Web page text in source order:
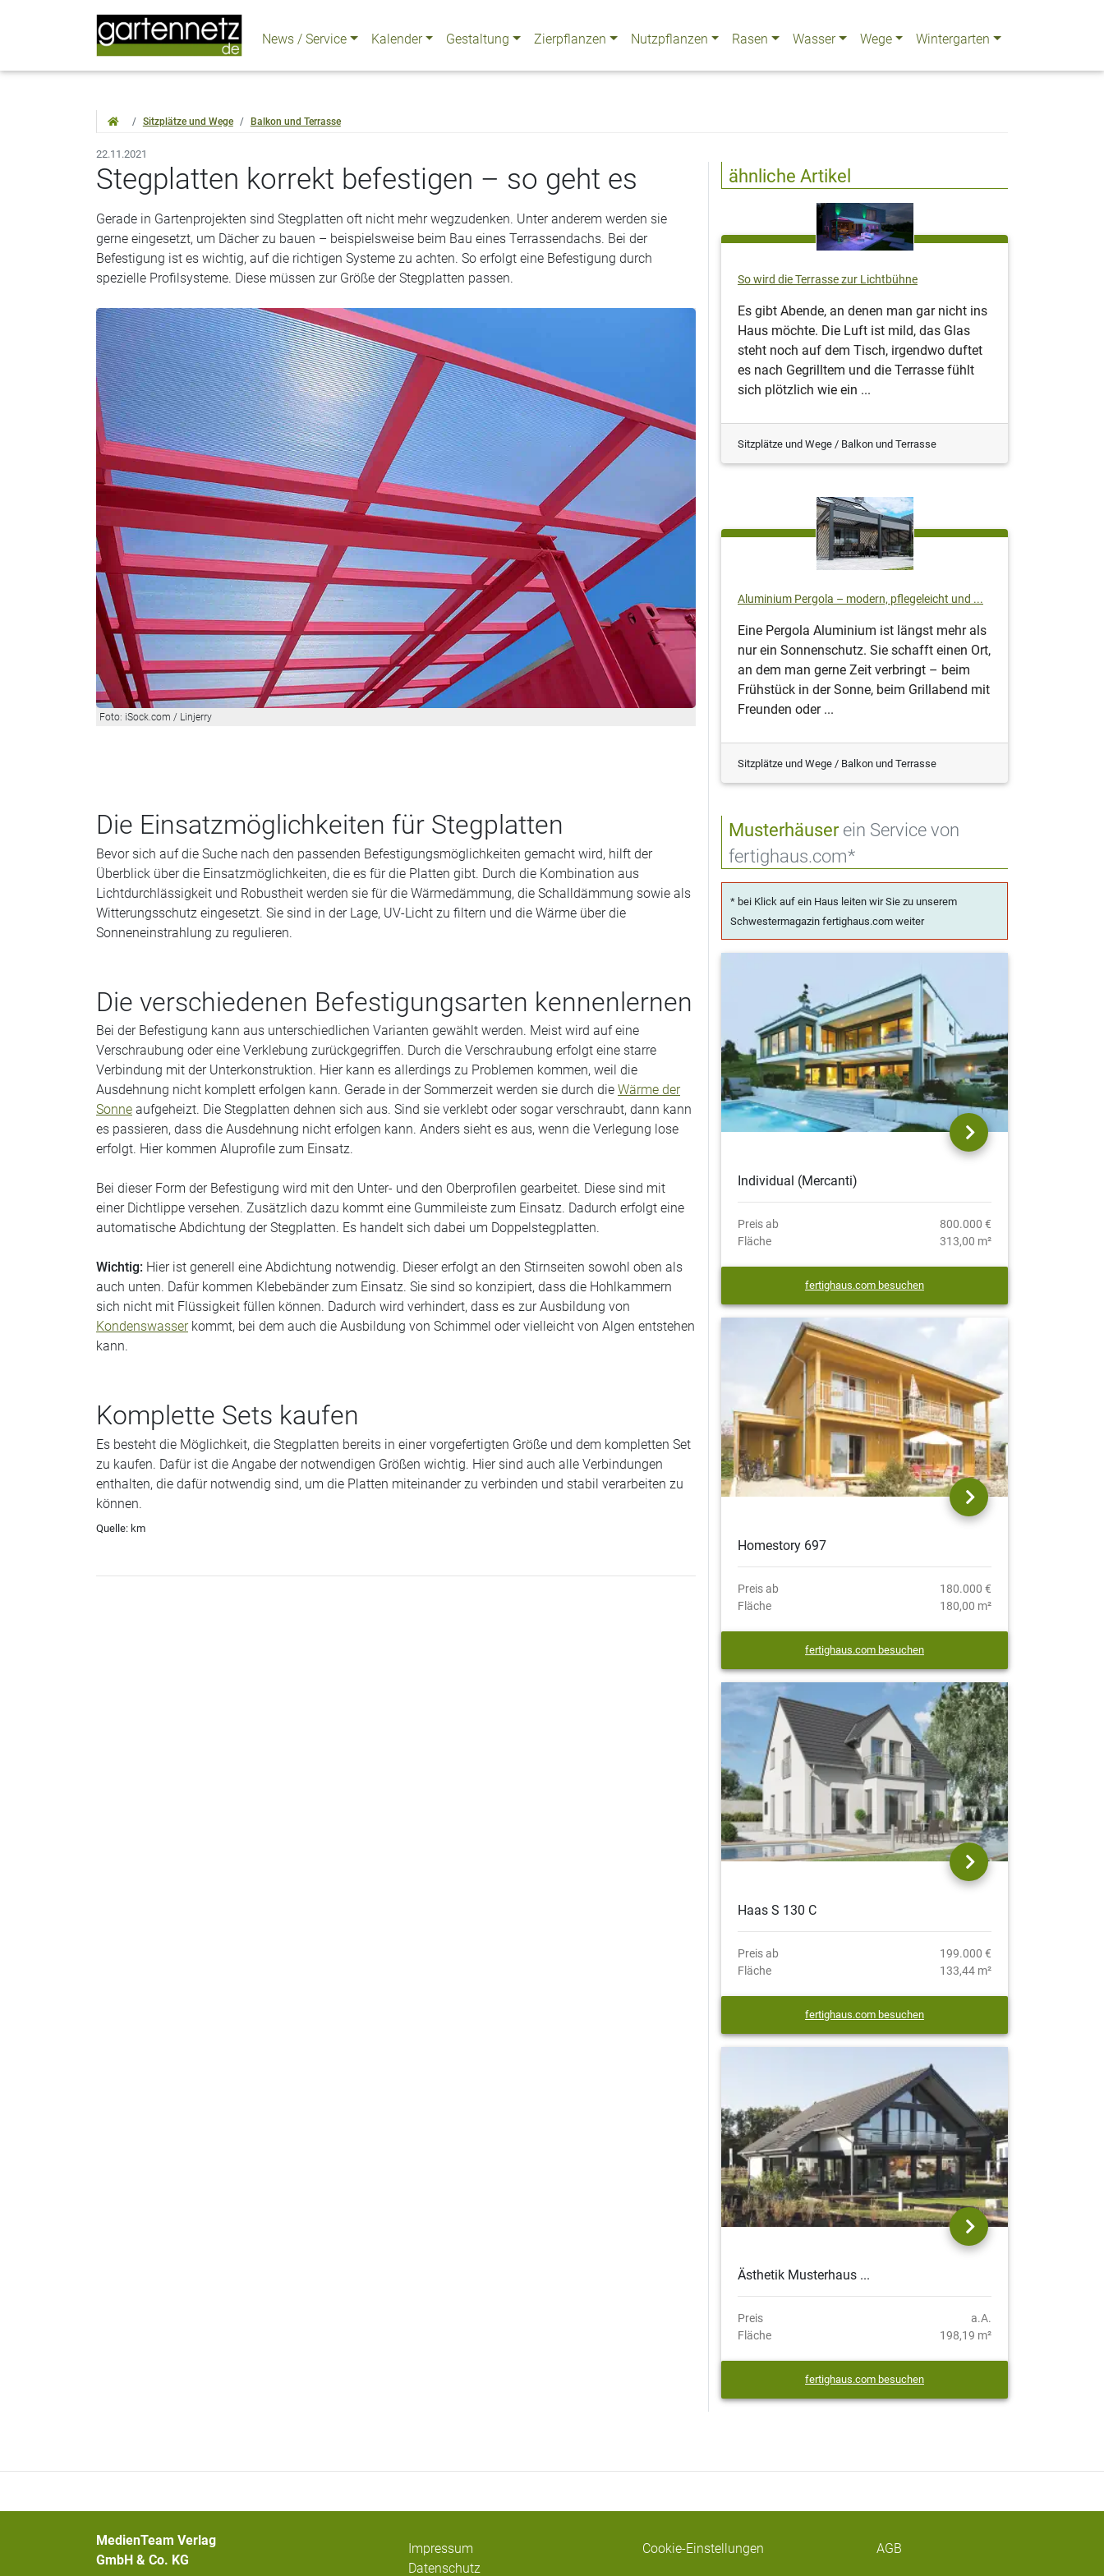
News / Service Kalender Gestaltung Zierpflanzen Nutzpflanzen Rasen Wasser Wege Wintergarten
Sitzplätze und Wege Balkon und Terrasse
22.11.2021
Stegplatten korrekt befestigen – so geht es
Gerade in Gartenprojekten sind Stegplatten oft nicht mehr wegzudenken. Unter anderem werden sie
gerne eingesetzt, um Dächer zu bauen – beispielsweise beim Bau eines Terrassendachs. Bei der
Befestigung ist es wichtig, auf die richtigen Systeme zu achten. So erfolgt eine Befestigung durch
spezielle Profilsysteme. Diese müssen zur Größe der Stegplatten passen.
Foto: iSock.com / Linjerry
Die Einsatzmöglichkeiten für Stegplatten
Bevor sich auf die Suche nach den passenden Befestigungsmöglichkeiten gemacht wird, hilft der
Überblick über die Einsatzmöglichkeiten, die es für die Platten gibt. Durch die Kombination aus
Lichtdurchlässigkeit und Robustheit werden sie für die Wärmedämmung, die Schalldämmung sowie als
Witterungsschutz eingesetzt. Sie sind in der Lage, UV-Licht zu filtern und die Wärme über die
Sonneneinstrahlung zu regulieren.
Die verschiedenen Befestigungsarten kennenlernen
Bei der Befestigung kann aus unterschiedlichen Varianten gewählt werden. Meist wird auf eine
Verschraubung oder eine Verklebung zurückgegriffen. Durch die Verschraubung erfolgt eine starre
Verbindung mit der Unterkonstruktion. Hier kann es allerdings zu Problemen kommen, weil die
Ausdehnung nicht komplett erfolgen kann. Gerade in der Sommerzeit werden sie durch die Wärme der
Sonne aufgeheizt. Die Stegplatten dehnen sich aus. Sind sie verklebt oder sogar verschraubt, dann kann
es passieren, dass die Ausdehnung nicht erfolgen kann. Anders sieht es aus, wenn die Verlegung lose
erfolgt. Hier kommen Aluprofile zum Einsatz.
Bei dieser Form der Befestigung wird mit den Unter- und den Oberprofilen gearbeitet. Diese sind mit
einer Dichtlippe versehen. Zusätzlich dazu kommt eine Gummileiste zum Einsatz. Dadurch erfolgt eine
automatische Abdichtung der Stegplatten. Es handelt sich dabei um Doppelstegplatten.
Wichtig: Hier ist generell eine Abdichtung notwendig. Dieser erfolgt an den Stirnseiten sowohl oben als
auch unten. Dafür kommen Klebebänder zum Einsatz. Sie sind so konzipiert, dass die Hohlkammern
sich nicht mit Flüssigkeit füllen können. Dadurch wird verhindert, dass es zur Ausbildung von
Kondenswasserkommt, bei dem auch die Ausbildung von Schimmel oder vielleicht von Algen entstehen
kann.
Komplette Sets kaufen
Es besteht die Möglichkeit, die Stegplatten bereits in einer vorgefertigten Größe und dem kompletten Set
zu kaufen. Dafür ist die Angabe der notwendigen Größen wichtig. Hier sind auch alle Verbindungen
enthalten, die dafür notwendig sind, um die Platten miteinander zu verbinden und stabil verarbeiten zu
können.
Quelle: km
ähnliche Artikel
So wird die Terrasse zur Lichtbühne
Es gibt Abende, an denen man gar nicht ins
Haus möchte. Die Luft ist mild, das Glas
steht noch auf dem Tisch, irgendwo duftet
es nach Gegrilltem und die Terrasse fühlt
sich plötzlich wie ein ...
Sitzplätze und Wege / Balkon und Terrasse
Aluminium Pergola – modern, pflegeleicht und ...
Eine Pergola Aluminium ist längst mehr als
nur ein Sonnenschutz. Sie schafft einen Ort,
an dem man gerne Zeit verbringt – beim
Frühstück in der Sonne, beim Grillabend mit
Freunden oder ...
Sitzplätze und Wege / Balkon und Terrasse
Musterhäuser ein Service von
fertighaus.com*
* bei Klick auf ein Haus leiten wir Sie zu unserem
Schwestermagazin fertighaus.com weiter
Individual (Mercanti)
Preis ab
800.000 €
Fläche
313,00 m²
fertighaus.com besuchen
Homestory 697
Preis ab
180.000 €
Fläche
180,00 m²
fertighaus.com besuchen
Haas S 130 C
Preis ab
199.000 €
Fläche
133,44 m²
fertighaus.com besuchen
Ästhetik Musterhaus ...
Preis
a.A.
Fläche
198,19 m²
fertighaus.com besuchen
MedienTeam Verlag
GmbH & Co. KG
Impressum
Datenschutz
Cookie-Einstellungen AGB